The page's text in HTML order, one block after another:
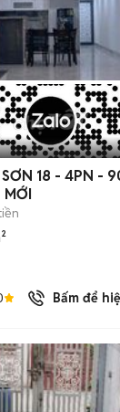
18 - 4PN -
MỚI
Bấm để